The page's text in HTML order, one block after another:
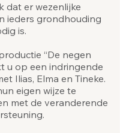
dat er wezenlijke
ieders grondhouding
is.
“De negen
u op een indringende
Ilias, Elma en Tineke.
eigen wijze te
met de veranderende